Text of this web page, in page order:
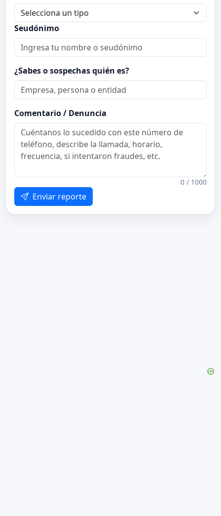
Seudónimo
¿Sabes o sospechas quién es?
Comentario / Denuncia
0 / 1000
Enviar reporte